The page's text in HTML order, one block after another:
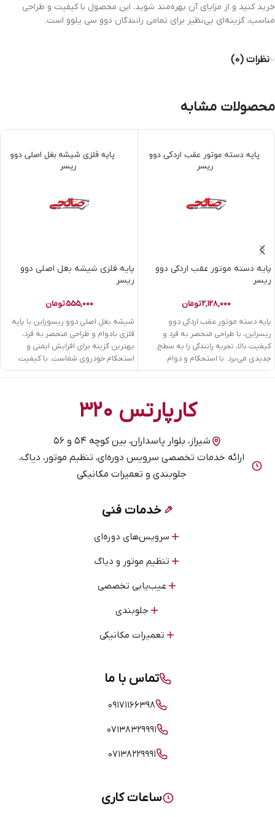
خرید کنید و از مزایای آن بهره‌مند شوید. این محصول با کیفیت و طراحی
مناسب، گزینه‌ای بی‌نظیر برای تمامی رانندگان دوو سی یلوو است.
نظرات (0)
محصولات مشابه
پایه دسته موتور عقب اردکی دوو
ریسر
2,128,000تومان
پایه دسته موتور عقب اردکی دوو
ریسراین، با طراحی منحصر به فرد و
کیفیت بالا، تجربه رانندگی را به سطح
جدیدی می‌برد. با استحکام و دوام
بی‌نظیر، به شما قدرت مانور بیشتری
پایه فلزی شیشه بغل اصلی دوو
ریسر
555,000تومان
شیشه بغل اصلی دوو ریسوراین با پایه
فلزی بادوام و طراحی منحصر به فرد،
بهترین گزینه برای افزایش ایمنی و
استحکام خودروی شماست. با کیفیت
عالی و نصب آسان، تجربه بهتر رانندگی را
کارپارتس ۳۲۰
شیراز، بلوار پاسداران، بین کوچه ۵۴ و ۵۶
ارائه خدمات تخصصی سرویس دوره‌ای، تنظیم موتور، دیاگ،
جلوبندی و تعمیرات مکانیکی
خدمات فنی
سرویس‌های دوره‌ای
تنظیم موتور و دیاگ
عیب‌یابی تخصصی
جلوبندی
تعمیرات مکانیکی
تماس با ما
۰۹۱۷۱۱۶۶۳۹۸
۰۷۱۳۸۳۲۹۹۹۱
۰۷۱۳۸۲۲۹۹۹۱
ساعات کاری